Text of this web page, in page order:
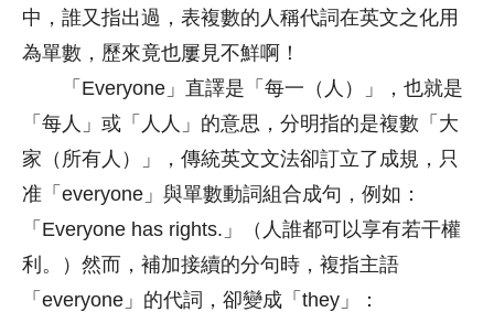
中，誰又指出過，表複數的人稱代詞在英文之化用
為單數，歷來竟也屢見不鮮啊！
「Everyone」直譯是「每一（人）」，也就是
「每人」或「人人」的意思，分明指的是複數「大
家（所有人）」，傳統英文文法卻訂立了成規，只
准「everyone」與單數動詞組合成句，例如：
「Everyone has rights.」（人誰都可以享有若干權
利。）然而，補加接續的分句時，複指主語
「everyone」的代詞，卻變成「they」：